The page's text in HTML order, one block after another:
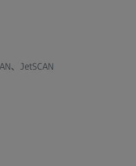
、JetSCAN